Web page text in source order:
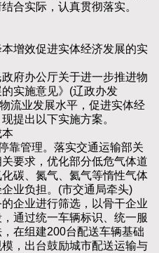
合实际，认真贯彻落实。
效促进实体经济发展的实
办公厅关于进一步推进物
实施意见》(辽政办发
流业发展水平，促进实体经
提出以下实施方案。
管理。落实交通运输部关
要求，优化部分低危气体道
碳、氮气、氦气等惰性气体
业负担。(市交通局牵头)
业进行筛选，以骨干企业
通过统一车辆标识、统一服
在组建200台配送车辆基础
，出台鼓励城市配送运输与